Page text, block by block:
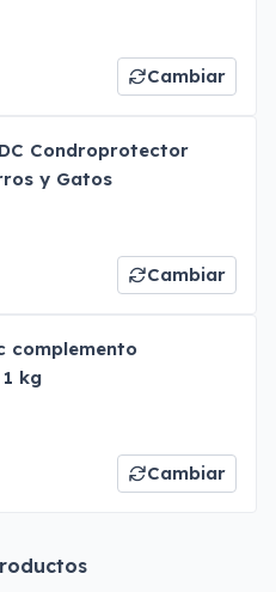
Cambiar
Condroprotector
y Gatos
Cambiar
complemento
kg
Cambiar